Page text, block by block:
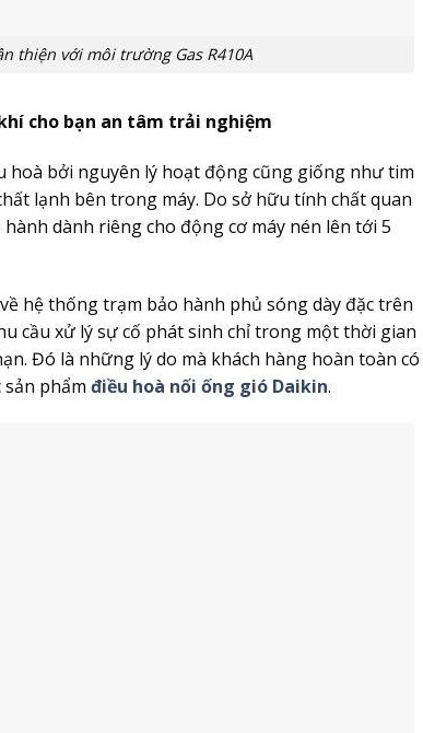
thiện với môi trường Gas R410A
cho bạn an tâm trải nghiệm
bởi nguyên lý hoạt động cũng giống như tim
lạnh bên trong máy. Do sở hữu tính chất quan
dành riêng cho động cơ máy nén lên tới 5
hệ thống trạm bảo hành phủ sóng dày đặc trên
cầu xử lý sự cố phát sinh chỉ trong một thời gian
Đó là những lý do mà khách hàng hoàn toàn có
phẩm điều hoà nối ống gió Daikin.